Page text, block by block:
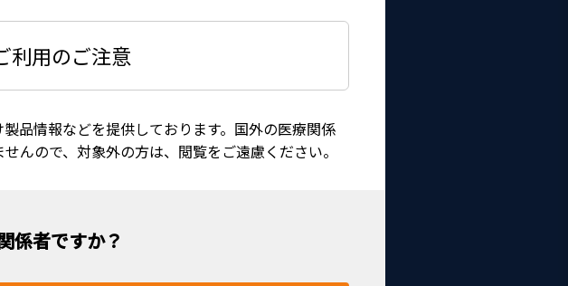
利用のご注意
品情報などを提供しております。国外の医療関係
んので、対象外の方は、閲覧をご遠慮ください。